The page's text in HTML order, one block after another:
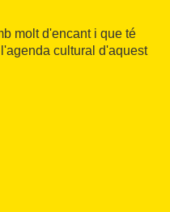
molt d'encant i que té
cultural d'aquest